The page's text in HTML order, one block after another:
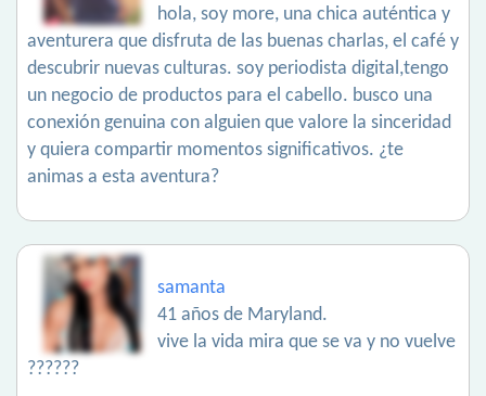
hola, soy more, una chica auténtica y
aventurera que disfruta de las buenas charlas, el café y
descubrir nuevas culturas. soy periodista digital,tengo
un negocio de productos para el cabello. busco una
conexión genuina con alguien que valore la sinceridad
y quiera compartir momentos significativos. ¿te
animas a esta aventura?
samanta
41 años de Maryland.
vive la vida mira que se va y no vuelve
??????